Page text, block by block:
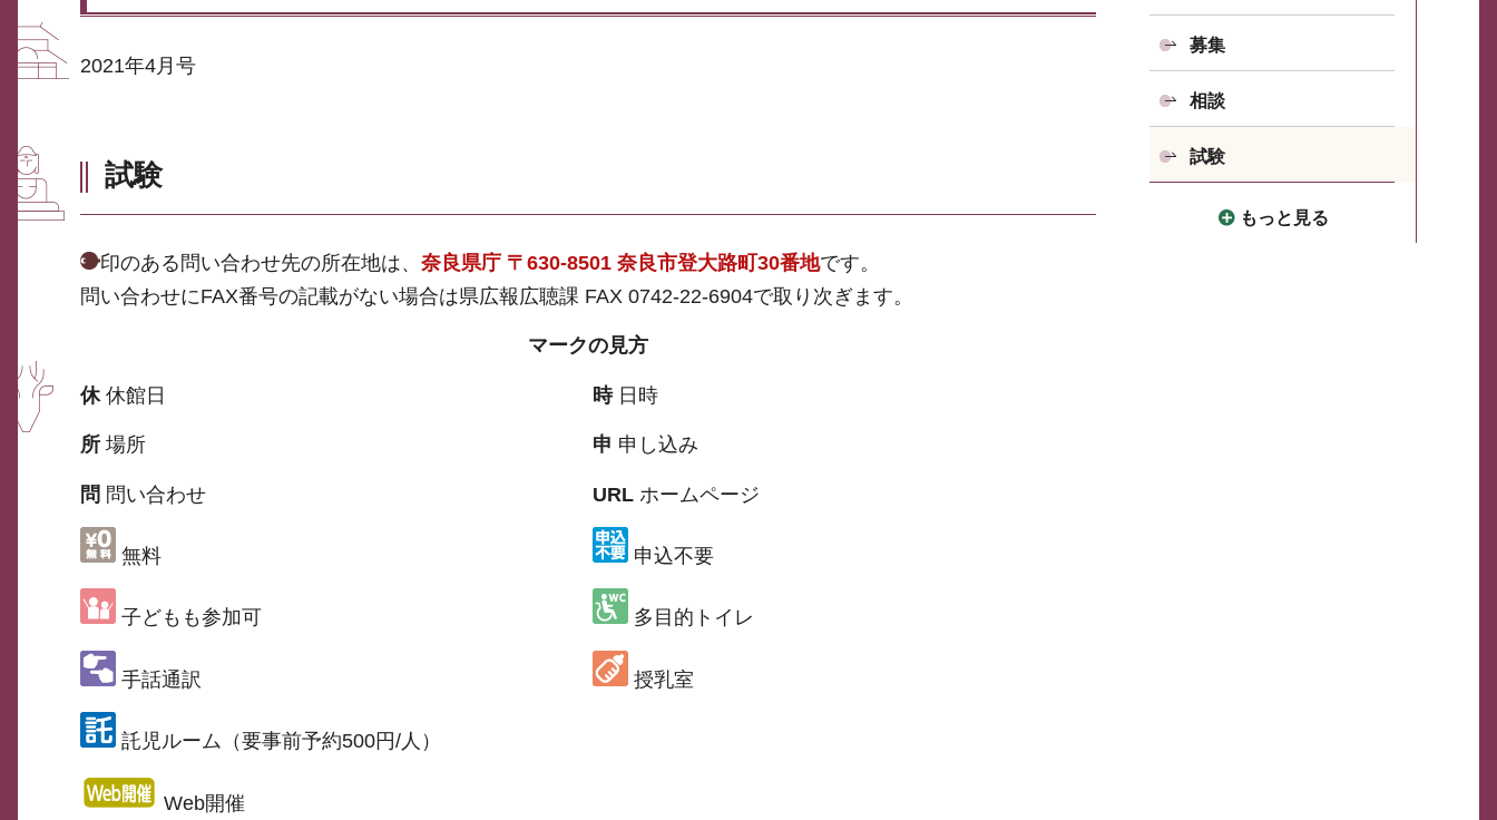
2021年4月号
試験
印のある問い合わせ先の所在地は、 奈良県庁 〒630-8501 奈良市登大路町30番地です。
問い合わせにFAX番号の記載がない場合は県広報広聴課 FAX 0742-22-6904で取り次ぎます。
マークの見方
休 休館日
所 場所
問 問い合わせ
無料
子どもも参加可
手話通訳
託児ルーム（要事前予約500円/人）
Web開催
時 日時
申 申し込み
URL ホームページ
申込不要
多目的トイレ
授乳室
募集
相談
試験
もっと見る